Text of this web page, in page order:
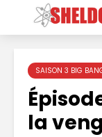
SAISON 3 BIG
la